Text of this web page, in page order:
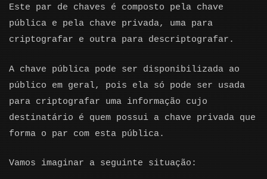
Este par de chaves é composto pela chave
pública e pela chave privada, uma para
criptografar e outra para descriptografar.
A chave pública pode ser disponibilizada ao
público em geral, pois ela só pode ser usada
para criptografar uma informação cujo
destinatário é quem possui a chave privada que
forma o par com esta pública.
Vamos imaginar a seguinte situação: